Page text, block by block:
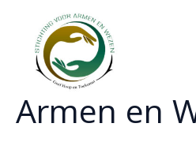
inhoud
Armen en